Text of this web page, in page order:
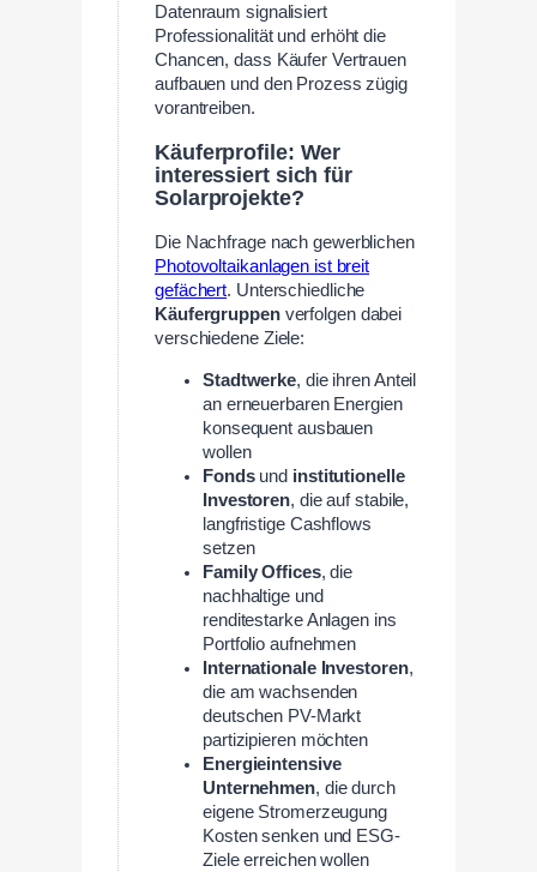
Datenraum signalisiert
Professionalität und erhöht die
Chancen, dass Käufer Vertrauen
aufbauen und den Prozess zügig
vorantreiben.
Käuferprofile: Wer
interessiert sich für
Solarprojekte?
Die Nachfrage nach gewerblichen
Photovoltaikanlagen ist breit
gefächert. Unterschiedliche
Käufergruppen verfolgen dabei
verschiedene Ziele:
Stadtwerke, die ihren Anteil
an erneuerbaren Energien
konsequent ausbauen
wollen
Fonds und institutionelle
Investoren, die auf stabile,
langfristige Cashflows
setzen
Family Offices, die
nachhaltige und
renditestarke Anlagen ins
Portfolio aufnehmen
Internationale Investoren,
die am wachsenden
deutschen PV-Markt
partizipieren möchten
Energieintensive
Unternehmen, die durch
eigene Stromerzeugung
Kosten senken und ESG-
Ziele erreichen wollen